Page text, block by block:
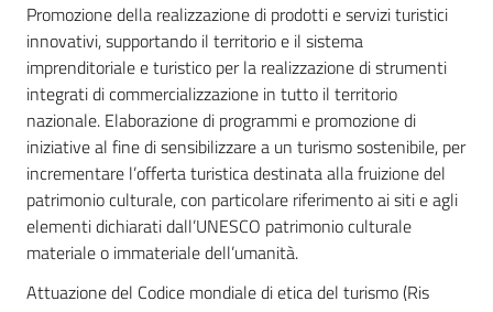
Promozione della realizzazione di prodotti e servizi turistici
innovativi, supportando il territorio e il sistema
imprenditoriale e turistico per la realizzazione di strumenti
integrati di commercializzazione in tutto il territorio
nazionale. Elaborazione di programmi e promozione di
iniziative al fine di sensibilizzare a un turismo sostenibile, per
incrementare l’offerta turistica destinata alla fruizione del
patrimonio culturale, con particolare riferimento ai siti e agli
elementi dichiarati dall’UNESCO patrimonio culturale
materiale o immateriale dell’umanità.
Attuazione del Codice mondiale di etica del turismo (Ris